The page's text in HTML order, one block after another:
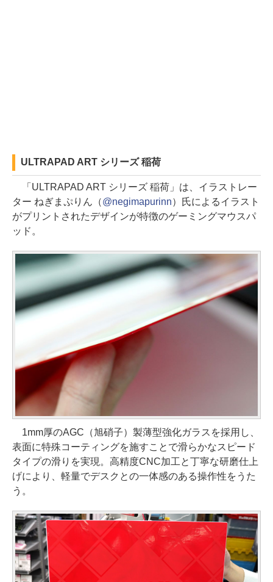
ULTRAPAD ART シリーズ 稲荷
「ULTRAPAD ART シリーズ 稲荷」は、イラストレー
ター ねぎまぷりん（@negimapurinn）氏によるイラスト
がプリントされたデザインが特徴のゲーミングマウスパ
ッド。
1mm厚のAGC（旭硝子）製薄型強化ガラスを採用し、
表面に特殊コーティングを施すことで滑らかなスピード
タイプの滑りを実現。高精度CNC加工と丁寧な研磨仕上
げにより、軽量でデスクとの一体感のある操作性をうた
う。